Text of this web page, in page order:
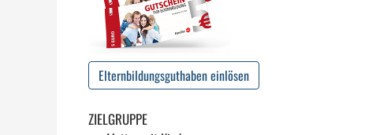
Elternbildungsguthaben einlösen
ZIELGRUPPE